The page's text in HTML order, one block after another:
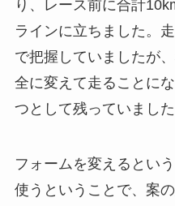
り、レース前に合計
ラインに立ちました。
で把握していましたが
全に変えて走ることに
つとして残っていました
フォームを変えるとい
使うということで、案